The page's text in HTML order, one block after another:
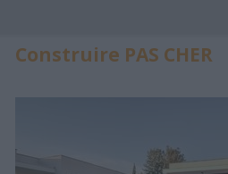
Construire PAS CHER